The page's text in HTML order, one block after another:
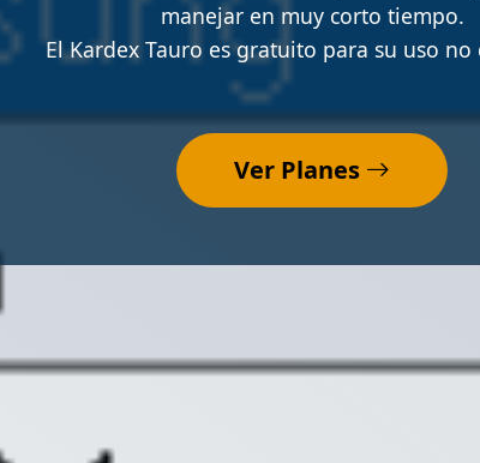
manejar en muy corto tiempo.
El Kardex Tauro es gratuito para su uso no
Ver Planes